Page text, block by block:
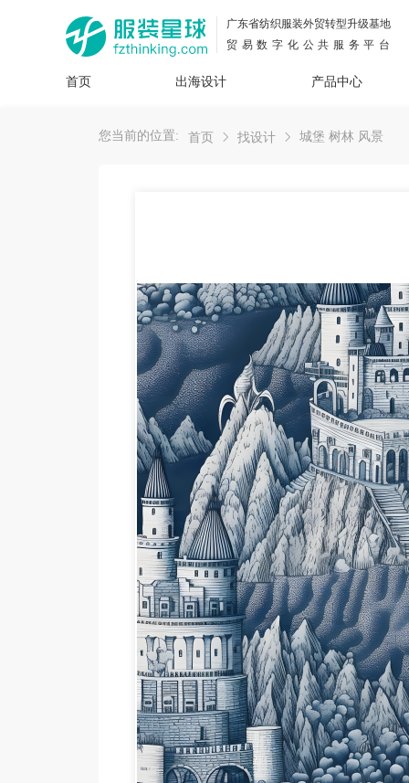
广东省纺织服装外贸转型升级基地
贸易数字化公共服务平台
首页 出海设计 产品中心
您当前的位置: 首页 找设计 城堡 树林 风景